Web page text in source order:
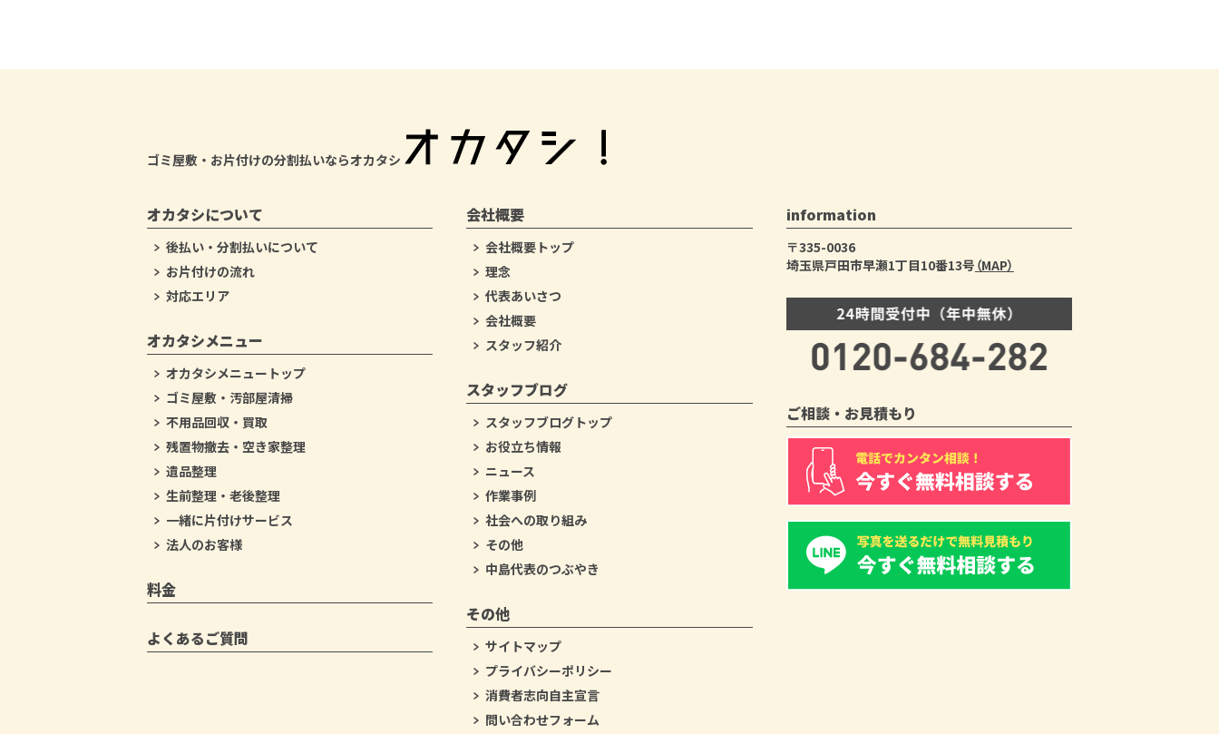
ゴミ屋敷・お片付けの分割払いならオカタシ
オカタシについて
後払い・分割払いについて
お片付けの流れ
対応エリア
オカタシメニュー
オカタシメニュートップ
ゴミ屋敷・汚部屋清掃
不用品回収・買取
残置物撤去・空き家整理
遺品整理
生前整理・老後整理
一緒に片付けサービス
法人のお客様
料金
よくあるご質問
会社概要
会社概要トップ
理念
代表あいさつ
会社概要
スタッフ紹介
スタッフブログ
スタッフブログトップ
お役立ち情報
ニュース
作業事例
社会への取り組み
その他
中島代表のつぶやき
その他
サイトマップ
プライバシーポリシー
消費者志向自主宣言
問い合わせフォーム
information
〒335-0036
埼玉県戸田市早瀬1丁目10番13号 （MAP）
ご相談・お見積もり